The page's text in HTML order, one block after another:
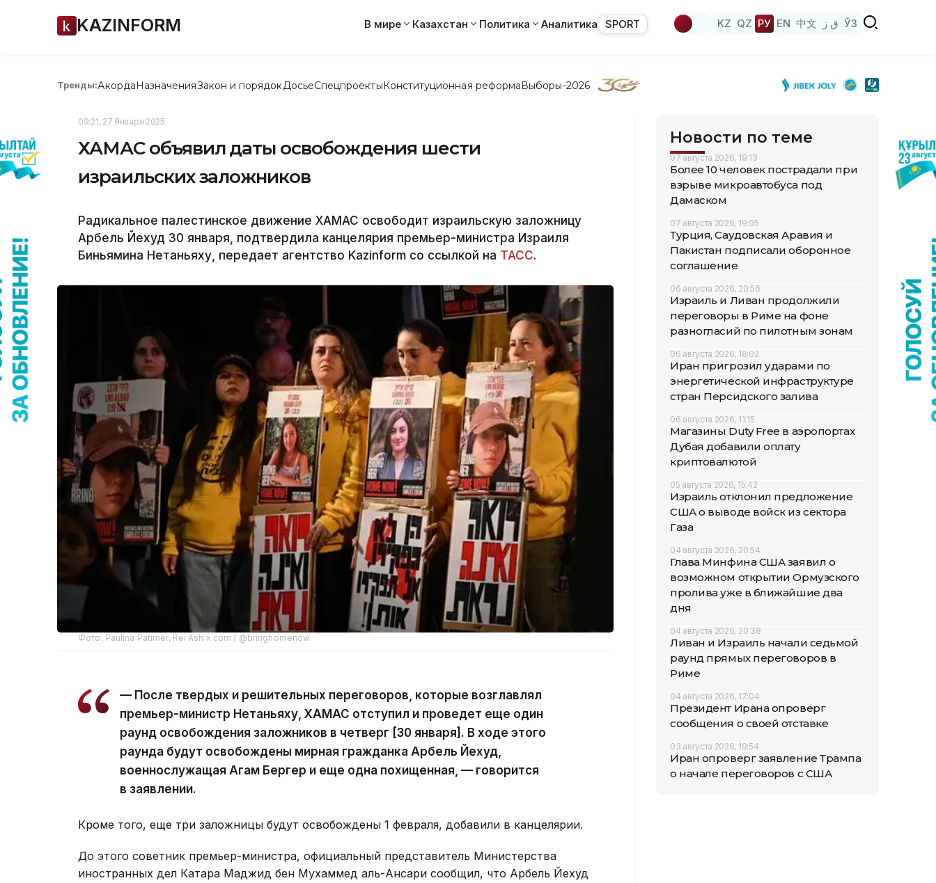
KAZINFORM В мире Казахстан Политика Аналитика SPORT KZ QZ РУ EN 中文 ق ز ЎЗ
Тренды:АкордаНазначенияЗакон и порядок ДосьеСпецпроектыКонституционная реформаВыборы-2026
09:21, 27 Января 2025
ХАМАС объявил даты освобождения шести
израильских заложников
Радикальное палестинское движение ХАМАС освободит израильскую заложницу
Арбель Йехуд 30 января, подтвердила канцелярия премьер-министра Израиля
Биньямина Нетаньяху, передает агентство Kazinform со ссылкой на ТАСС.
Фото: Paulina Patimer, Rei Ash x.com / @bringhomenow
— После твердых и решительных переговоров, которые возглавлял
премьер-министр Нетаньяху, ХАМАС отступил и проведет еще один
раунд освобождения заложников в четверг [30 января]. В ходе этого
раунда будут освобождены мирная гражданка Арбель Йехуд,
военнослужащая Агам Бергер и еще одна похищенная, — говорится
в заявлении.
Кроме того, еще три заложницы будут освобождены 1 февраля, добавили в канцелярии.
До этого советник премьер-министра, официальный представитель Министерства
иностранных дел Катара Маджид бен Мухаммед аль-Ансари сообщил, что Арбель Йехуд
Новости по теме
07 августа 2026, 19:13
Более 10 человек пострадали при
взрыве микроавтобуса под
Дамаском
07 августа 2026, 19:05
Турция, Саудовская Аравия и
Пакистан подписали оборонное
соглашение
06 августа 2026, 20:56
Израиль и Ливан продолжили
переговоры в Риме на фоне
разногласий по пилотным зонам
06 августа 2026, 18:02
Иран пригрозил ударами по
энергетической инфраструктуре
стран Персидского залива
06 августа 2026, 11:15
Магазины Duty Free в аэропортах
Дубая добавили оплату
криптовалютой
05 августа 2026, 15:42
Израиль отклонил предложение
США о выводе войск из сектора
Газа
04 августа 2026, 20:54
Глава Минфина США заявил о
возможном открытии Ормузского
пролива уже в ближайшие два
дня
04 августа 2026, 20:38
Ливан и Израиль начали седьмой
раунд прямых переговоров в
Риме
04 августа 2026, 17:04
Президент Ирана опроверг
сообщения о своей отставке
03 августа 2026, 19:54
Иран опроверг заявление Трампа
о начале переговоров с США